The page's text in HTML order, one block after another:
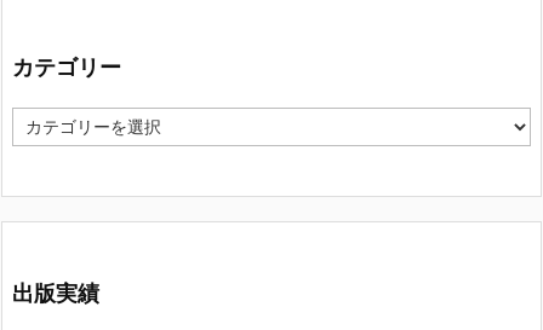
カテゴリー
カ
テ
リ
ー
出版実績